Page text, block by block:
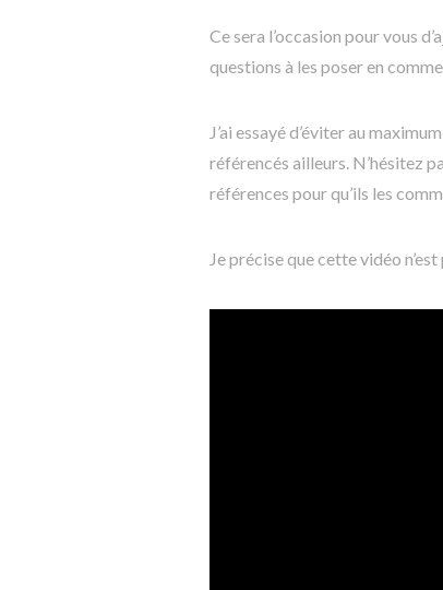
Ce sera l’occasion pour vous
questions à les poser en
J’ai essayé d’éviter au
référencés ailleurs. N’hésitez
références pour qu’ils les
Je précise que cette vidéo